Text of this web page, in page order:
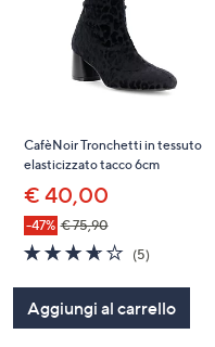
CafèNoir Tronchetti in tessuto
elasticizzato tacco 6cm
€ 40,00
-47% € 75,90
3.6
of
5
Stars
(5)5
Aggiungi al carrello